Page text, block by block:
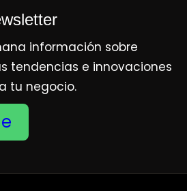
información sobre
tendencias e innovaciones
tu negocio.